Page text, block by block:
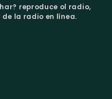
reproduce ol radio,
la radio en línea.